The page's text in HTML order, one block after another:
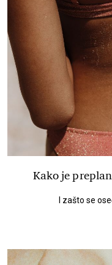
Kako je
I zašto se